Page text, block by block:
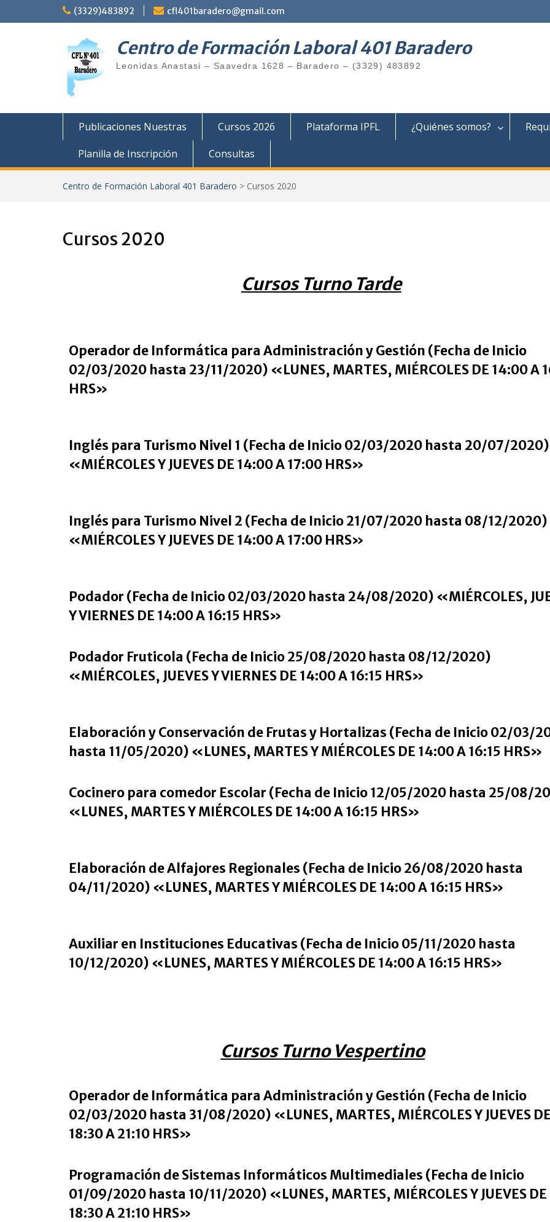
(3329)483892 cfl401baradero@gmail.com
Centro de Formación Laboral 401 Baradero
Leonidas Anastasi – Saavedra 1628 – Baradero – (3329) 483892
Publicaciones Nuestras Cursos 2026 Plataforma IPFL ¿Quiénes somos?
Planilla de Inscripción
Consultas
Centro de Formación Laboral 401 Baradero > Cursos 2020
Cursos 2020
Cursos Turno Tarde
Operador de Informática para Administración y Gestión (Fecha de Inicio
02/03/2020 hasta 23/11/2020) «LUNES, MARTES, MIÉRCOLES DE 14:00 A
HRS»
Inglés para Turismo Nivel 1 (Fecha de Inicio 02/03/2020 hasta 20/07/2020)
«MIÉRCOLES Y JUEVES DE 14:00 A 17:00 HRS»
Inglés para Turismo Nivel 2 (Fecha de Inicio 21/07/2020 hasta 08/12/2020)
«MIÉRCOLES Y JUEVES DE 14:00 A 17:00 HRS»
Podador (Fecha de Inicio 02/03/2020 hasta 24/08/2020) «MIÉRCOLES,
Y VIERNES DE 14:00 A 16:15 HRS»
Podador Fruticola (Fecha de Inicio 25/08/2020 hasta 08/12/2020)
«MIÉRCOLES, JUEVES Y VIERNES DE 14:00 A 16:15 HRS»
Elaboración y Conservación de Frutas y Hortalizas (Fecha de Inicio 02/03/
hasta 11/05/2020) «LUNES, MARTES Y MIÉRCOLES DE 14:00 A 16:15 HRS»
Cocinero para comedor Escolar (Fecha de Inicio 12/05/2020 hasta 25/08/
«LUNES, MARTES Y MIÉRCOLES DE 14:00 A 16:15 HRS»
Elaboración de Alfajores Regionales (Fecha de Inicio 26/08/2020 hasta
04/11/2020) «LUNES, MARTES Y MIÉRCOLES DE 14:00 A 16:15 HRS»
Auxiliar en Instituciones Educativas (Fecha de Inicio 05/11/2020 hasta
10/12/2020) «LUNES, MARTES Y MIÉRCOLES DE 14:00 A 16:15 HRS»
Cursos Turno Vespertino
Operador de Informática para Administración y Gestión (Fecha de Inicio
02/03/2020 hasta 31/08/2020) «LUNES, MARTES, MIÉRCOLES Y JUEVES
18:30 A 21:10 HRS»
Programación de Sistemas Informáticos Multimediales (Fecha de Inicio
01/09/2020 hasta 10/11/2020) «LUNES, MARTES, MIÉRCOLES Y JUEVES DE
18:30 A 21:10 HRS»